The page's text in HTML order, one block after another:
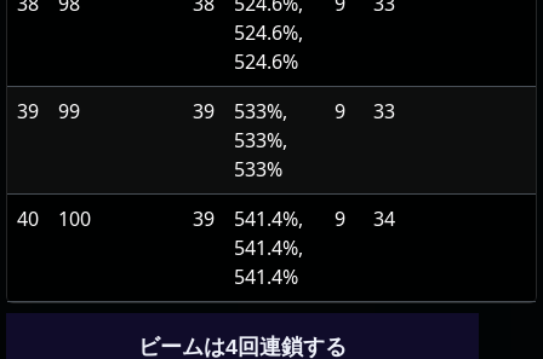
524.6%,
524.6%
39 99 39
533%,
533%,
533%
9 33
40 100 39
541.4%,
541.4%,
541.4%
9 34